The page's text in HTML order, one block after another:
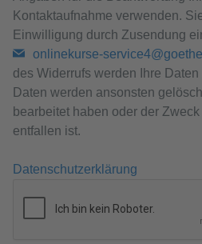
Kontaktaufnahme verwenden.
Einwilligung durch Zusendung
onlinekurse-
des Widerrufs werden Ihre
Daten werden ansonsten
bearbeitet haben oder der
entfallen ist.
Datenschutzerklärung